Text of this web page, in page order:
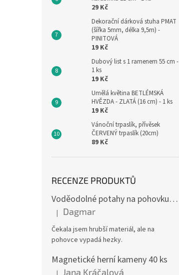
29 Kč
Dekorační dárková stuha PMAT
(šířka 5mm, délka 9,5m) -
PINITOVÁ
19 Kč
Dubový list s 1 ramenem 55 cm -
1 ks
19 Kč
Umělá květina BETLÉMSKÁ
HVĚZDA - ZLATÁ (16 cm) - 1 ks
19 Kč
Vánoční trpaslík, přívěsek
ČERVENÝ trpaslík (20cm)
89 Kč
RECENZE PRODUKTŮ
Voděodolné potahy na pohovku se vzorem
Hodnocení produktu je 4 z 5 hvězdiček.
| Dagmar
Čekala jsem hrubší materiál, ale na
pohovce vypadá hezky.
Magnetické herní kameny 40 ks
Jana Kráčalová